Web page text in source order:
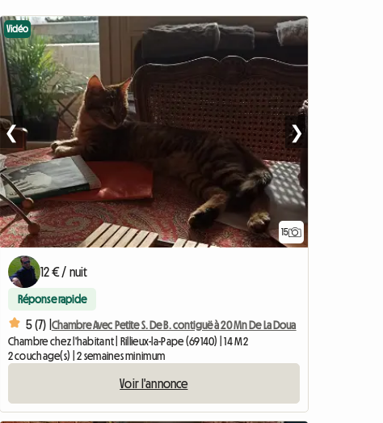
15
Vidéo
❮ ❯
12 € / nuit
Réponse rapide
5 (7) | Chambre Avec Petite S. De B. contiguë à 20 Mn De La Doua
Chambre chez l'habitant | Rillieux-la-Pape (69140) | 14 M2
2 couchage(s) | 2 semaines minimum
Voir l'annonce